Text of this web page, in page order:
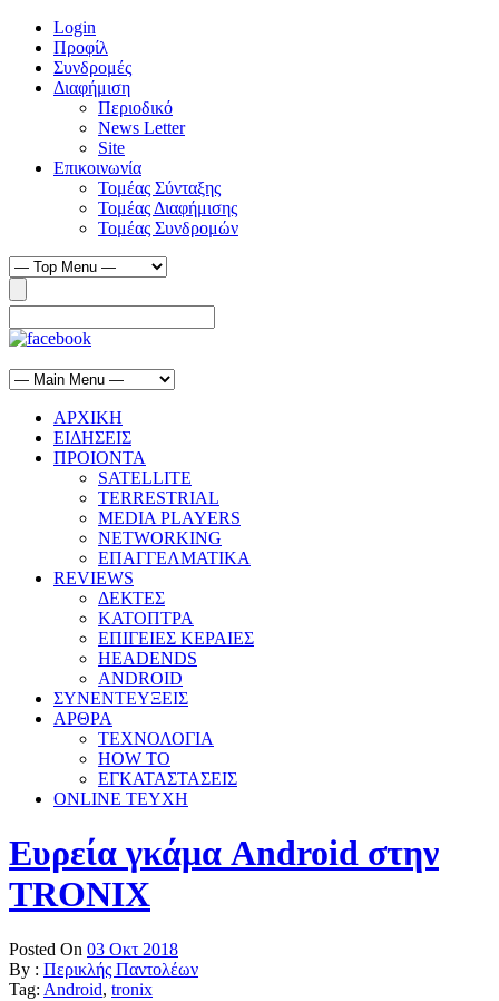
Login
Προφίλ
Συνδρομές
Διαφήμιση
Περιοδικό
News Letter
Site
Επικοινωνία
Τομέας Σύνταξης
Τομέας Διαφήμισης
Τομέας Συνδρομών
ΑΡΧΙΚΗ
ΕΙΔΗΣΕΙΣ
ΠΡΟΙΟΝΤΑ
SATELLITE
TERRESTRIAL
MEDIA PLAYERS
NETWORKING
ΕΠΑΓΓΕΛΜΑΤΙΚΑ
REVIEWS
ΔΕΚΤΕΣ
ΚΑΤΟΠΤΡΑ
ΕΠΙΓΕΙΕΣ ΚΕΡΑΙΕΣ
HEADENDS
ANDROID
ΣΥΝΕΝΤΕΥΞΕΙΣ
ΑΡΘΡΑ
ΤΕΧΝΟΛΟΓΙΑ
HOW TO
ΕΓΚΑΤΑΣΤΑΣΕΙΣ
ONLINE TEYXH
Ευρεία γκάμα Android στην
TRONIX
Posted On 03 Οκτ 2018
By : Περικλής Παντολέων
Tag: Android, tronix